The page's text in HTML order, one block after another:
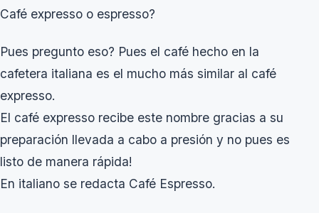
Café expresso o espresso?
Pues pregunto eso? Pues el café hecho en la
cafetera italiana es el mucho más similar al café
expresso.
El café expresso recibe este nombre gracias a su
preparación llevada a cabo a presión y no pues es
listo de manera rápida!
En italiano se redacta Café Espresso.